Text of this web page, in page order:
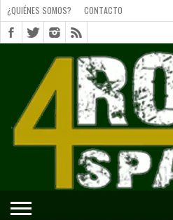
SOMOS?
CONTACTO
SHORTS
¿QUIÉNES SOMOS? CONTACTO